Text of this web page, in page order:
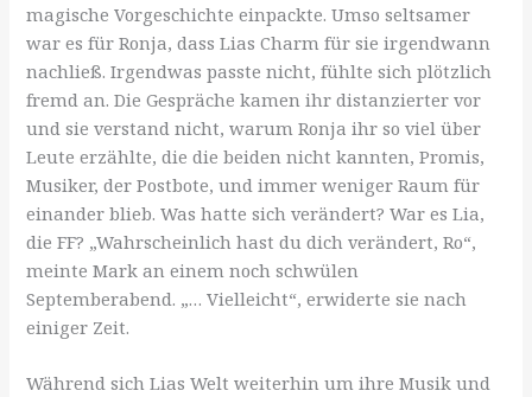
magische Vorgeschichte einpackte. Umso seltsamer
war es für Ronja, dass Lias Charm für sie irgendwann
nachließ. Irgendwas passte nicht, fühlte sich plötzlich
fremd an. Die Gespräche kamen ihr distanzierter vor
und sie verstand nicht, warum Ronja ihr so viel über
Leute erzählte, die die beiden nicht kannten, Promis,
Musiker, der Postbote, und immer weniger Raum für
einander blieb. Was hatte sich verändert? War es Lia,
die FF? „Wahrscheinlich hast du dich verändert, Ro“,
meinte Mark an einem noch schwülen
Septemberabend. „… Vielleicht“, erwiderte sie nach
einiger Zeit.
Während sich Lias Welt weiterhin um ihre Musik und